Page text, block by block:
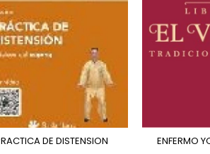
PRACTICA DE DISTENSION ENFERMO